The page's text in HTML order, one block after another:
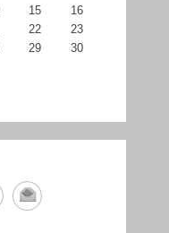
15
16
22
23
29
30